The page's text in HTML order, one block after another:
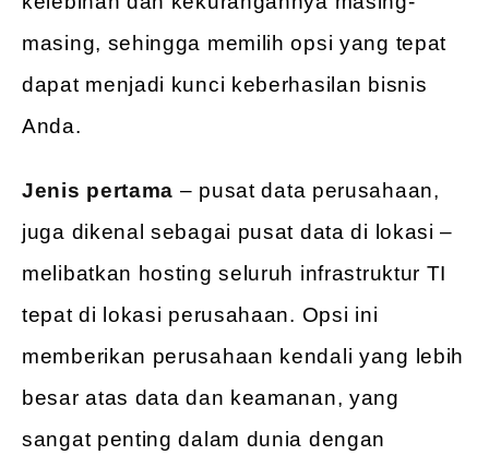
masing, sehingga memilih opsi yang tepat
dapat menjadi kunci keberhasilan bisnis
Anda.
Jenis pertama – pusat data perusahaan,
juga dikenal sebagai pusat data di lokasi –
melibatkan hosting seluruh infrastruktur TI
tepat di lokasi perusahaan. Opsi ini
memberikan perusahaan kendali yang lebih
besar atas data dan keamanan, yang
sangat penting dalam dunia dengan